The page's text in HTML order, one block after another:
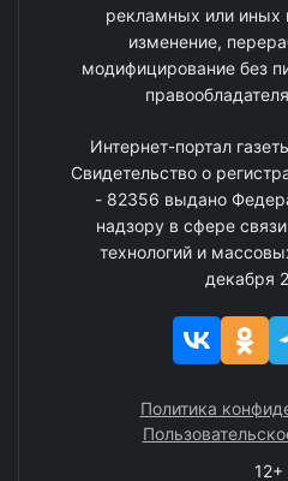
рекламных или иных
изменение,
модифицирование без
Интернет-портал
Свидетельство о
- 82356 выдано
надзору в сфере
технологий и
декабря
Политика
12+